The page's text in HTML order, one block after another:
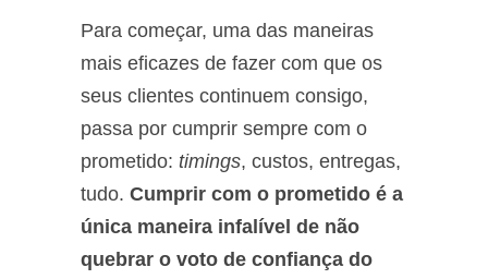
Para começar, uma das maneiras
mais eficazes de fazer com que os
seus clientes continuem consigo,
passa por cumprir sempre com o
prometido: timings, custos, entregas,
tudo. Cumprir com o prometido é a
única maneira infalível de não
quebrar o voto de confiança do